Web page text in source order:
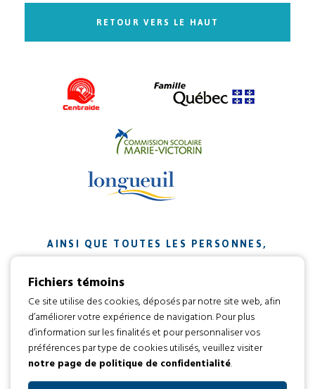
RETOUR VERS LE HAUT
AINSI QUE TOUTES LES PERSONNES,
ORGANISMES ET ENTREPRISES QUI ONT
CONTRIBUÉ À NOTRE MISSION.
Développement web par
Tous droits réservés 2016 © L’envol
Fichiers témoins
Ce site utilise des cookies, déposés par notre site web, afin
d’améliorer votre expérience de navigation. Pour plus
d’information sur les finalités et pour personnaliser vos
préférences par type de cookies utilisés, veuillez visiter
notre page de politique de confidentialité.